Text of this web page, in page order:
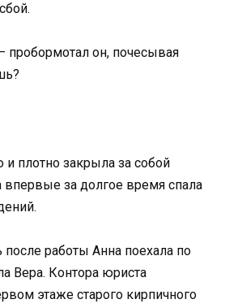
пробормотал он, почесывая
плотно закрыла за собой
впервые за долгое время спала
работы Анна поехала по
Вера. Контора юриста
этаже старого кирпичного